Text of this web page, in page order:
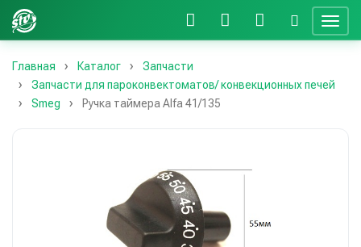
Главная Каталог
Запчасти
Запчасти для пароконвектоматов/ конвекционных печей
Smeg
Ручка таймера Alfa 41/135